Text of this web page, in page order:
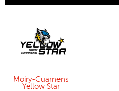
Moiry-Cuarnens
Yellow Star